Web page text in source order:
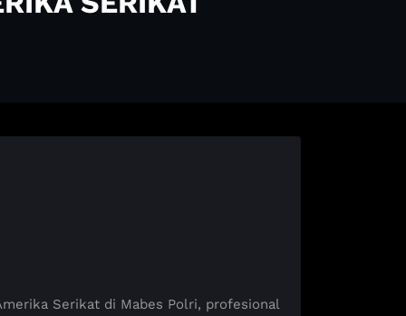
Serikat di Mabes Polri, profesional